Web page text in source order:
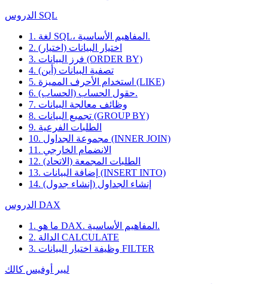
الدروس SQL
1. لغة SQL، المفاهيم الأساسية.
2. اختيار البيانات (اختيار)
3. فرز البيانات (ORDER BY)
4. تصفية البيانات (أين)
5. استخدام الأحرف المميزة (LIKE)
6. حقول الحساب (الحساب).
7. وظائف معالجة البيانات
8. تجميع البيانات (GROUP BY)
9. الطلبات الفرعية
10. مجموعة الجداول (INNER JOIN)
11. الانضمام الخارجي
12. الطلبات المجمعة (الاتحاد)
13. إضافة البيانات (INSERT INTO)
14. إنشاء الجداول (إنشاء جدول)
الدروس DAX
1. ما هو DAX. المفاهيم الأساسية.
2. الدالة CALCULATE
3. وظيفة اختيار البيانات FILTER
ليبر أوفيس كالك